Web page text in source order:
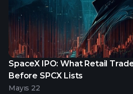
SpaceX IPO: What Retail
Before SPCX Lists
Mayıs 22